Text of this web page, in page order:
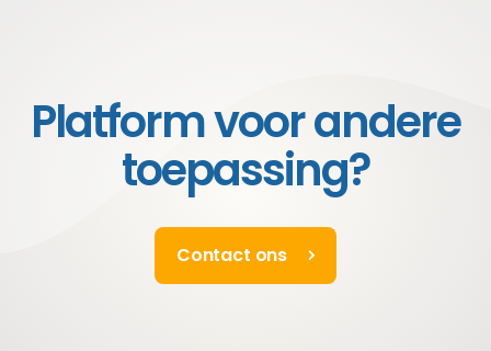
Platform voor andere
toepassing?
Contact ons